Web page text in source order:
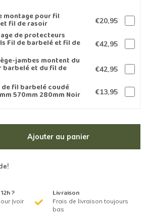
montage pour fil
fil de rasoir €20,95
de protecteurs
Fil de barbelé et fil de €42,95
jambes montent du
et du fil de €42,95
fil barbelé coudé
570mm 280mm Noir €13,95
Ajouter au panier
?
(voir
Livraison
Frais de livraison toujours
bas